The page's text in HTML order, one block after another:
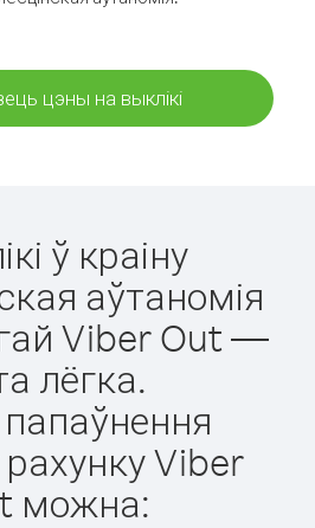
цэны на выклікі
ў краіну
аўтаномія
Viber Out —
лёгка.
Viber
можна: